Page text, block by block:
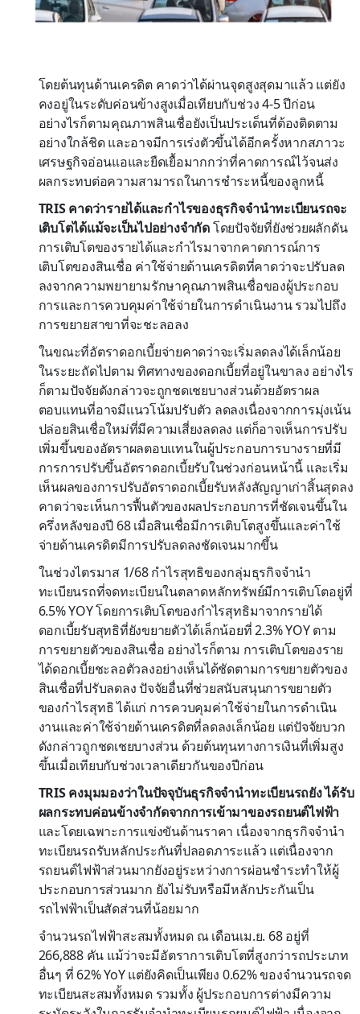
โดยต้นทุนด้านเครดิต คาดว่าได้ผ่านจุดสูงสุดมาแล้ว แต่ยัง
คงอยู่ในระดับค่อนข้างสูงเมื่อเทียบกับช่วง 4-5 ปีก่อน
อย่างไรก็ตามคุณภาพสินเชื่อยังเป็นประเด็นที่ต้องติดตาม
อย่างใกล้ชิด และอาจมีการเร่งตัวขึ้นได้อีกครั้งหากสภาวะ
เศรษฐกิจอ่อนแอและยืดเยื้อมากกว่าที่คาดการณ์ไว้จนส่ง
ผลกระทบต่อความสามารถในการชำระหนี้ของลูกหนี้
TRIS คาดว่ารายได้และกำไรของธุรกิจจำนำทะเบียนรถจะ
เติบโตได้แม้จะเป็นไปอย่างจำกัดโดยปัจจัยที่ยังช่วยผลักดัน
การเติบโตของรายได้และกำไรมาจากคาดการณ์การ
เติบโตของสินเชื่อ ค่าใช้จ่ายด้านเครดิตที่คาดว่าจะปรับลด
ลงจากความพยายามรักษาคุณภาพสินเชื่อของผู้ประกอบ
การและการควบคุมค่าใช้จ่ายในการดำเนินงาน รวมไปถึง
การขยายสาขาที่จะชะลอลง
ในขณะที่อัตราดอกเบี้ยจ่ายคาดว่าจะเริ่มลดลงได้เล็กน้อย
ในระยะถัดไปตาม ทิศทางของดอกเบี้ยที่อยู่ในขาลง อย่างไร
ก็ตามปัจจัยดังกล่าวจะถูกชดเชยบางส่วนด้วยอัตราผล
ตอบแทนที่อาจมีแนวโน้มปรับตัว ลดลงเนื่องจากการมุ่งเน้น
ปล่อยสินเชื่อใหม่ที่มีความเสี่ยงลดลง แต่ก็อาจเห็นการปรับ
เพิ่มขึ้นของอัตราผลตอบแทนในผู้ประกอบการบางรายที่มี
การการปรับขึ้นอัตราดอกเบี้ยรับในช่วงก่อนหน้านี้ และเริ่ม
เห็นผลของการปรับอัตราดอกเบี้ยรับหลังสัญญาเก่าสิ้นสุดลง
คาดว่าจะเห็นการฟื้นตัวของผลประกอบการที่ชัดเจนขึ้นใน
ครึ่งหลังของปี 68 เมื่อสินเชื่อมีการเติบโตสูงขึ้นและค่าใช้
จ่ายด้านเครดิตมีการปรับลดลงชัดเจนมากขึ้น
ในช่วงไตรมาส 1/68 กำไรสุทธิของกลุ่มธุรกิจจำนำ
ทะเบียนรถที่จดทะเบียนในตลาดหลักทรัพย์มีการเติบโตอยู่ที่
6.5% YOY โดยการเติบโตของกำไรสุทธิมาจากรายได้
ดอกเบี้ยรับสุทธิที่ยังขยายตัวได้เล็กน้อยที่ 2.3% YOY ตาม
การขยายตัวของสินเชื่อ อย่างไรก็ตาม การเติบโตของราย
ได้ดอกเบี้ยชะลอตัวลงอย่างเห็นได้ชัดตามการขยายตัวของ
สินเชื่อที่ปรับลดลง ปัจจัยอื่นที่ช่วยสนับสนุนการขยายตัว
ของกำไรสุทธิ ได้แก่ การควบคุมค่าใช้จ่ายในการดำเนิน
งานและค่าใช้จ่ายด้านเครดิตที่ลดลงเล็กน้อย แต่ปัจจัยบวก
ดังกล่าวถูกชดเชยบางส่วน ด้วยต้นทุนทางการเงินที่เพิ่มสูง
ขึ้นเมื่อเทียบกับช่วงเวลาเดียวกันของปีก่อน
TRIS คงมุมมองว่าในปัจจุบันธุรกิจจำนำทะเบียนรถยัง ได้รับ
ผลกระทบค่อนข้างจำกัดจากการเข้ามาของรถยนต์ไฟฟ้า
และโดยเฉพาะการแข่งขันด้านราคา เนื่องจากธุรกิจจำนำ
ทะเบียนรถรับหลักประกันที่ปลอดภาระแล้ว แต่เนื่องจาก
รถยนต์ไฟฟ้าส่วนมากยังอยู่ระหว่างการผ่อนชำระทำให้ผู้
ประกอบการส่วนมาก ยังไม่รับหรือมีหลักประกันเป็น
รถไฟฟ้าเป็นสัดส่วนที่น้อยมาก
จำนวนรถไฟฟ้าสะสมทั้งหมด ณ เดือนเม.ย. 68 อยู่ที่
266,888 คัน แม้ว่าจะมีอัตราการเติบโตที่สูงกว่ารถประเภท
อื่นๆ ที่ 62% YoY แต่ยังคิดเป็นเพียง 0.62% ของจำนวนรถจด
ทะเบียนสะสมทั้งหมด รวมทั้ง ผู้ประกอบการต่างมีความ